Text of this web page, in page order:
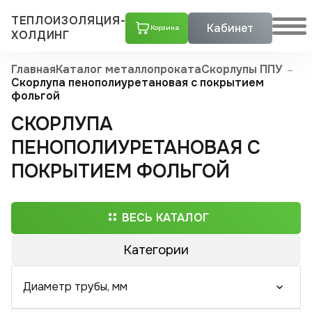
ТЕПЛОИЗОЛЯЦИЯ-
ХОЛДИНГ
Корзина Кабинет
ГлавнаяКаталог металлопрокатаСкорлупы ППУ
Скорлупа пенополиуретановая с покрытием
фольгой
СКОРЛУПА
ПЕНОПОЛИУРЕТАНОВАЯ С
ПОКРЫТИЕМ ФОЛЬГОЙ
ВЕСЬ КАТАЛОГ
Категории
Диаметр трубы, мм